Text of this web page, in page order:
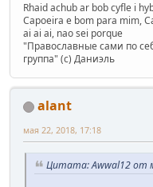
Rhaid achub ar bob cyfle i
Capoeira e bom para mim,
ai ai ai, nao sei porque
"Православные сами по
группа" (с) Даниэль
alant
мая 22, 2018, 17:18
Цитата: Awwal12 от